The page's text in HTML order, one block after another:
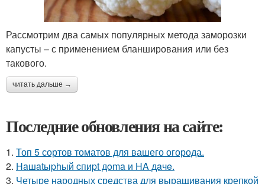
Рассмотрим два самых популярных метода заморозки
капусты – с применением бланширования или без
такового.
читать дальше →
Последние обновления на сайте:
1. Топ 5 сортов томатов для вашего огорода.
2. Haшatыphый cпиpt дoma и HA дaчe.
3. Четыре народных средства для выращивания крепкой